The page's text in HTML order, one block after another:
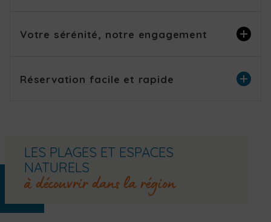
Votre sérénité, notre engagement
Réservation facile et rapide
LES PLAGES ET ESPACES
NATURELS
à découvrir dans la région